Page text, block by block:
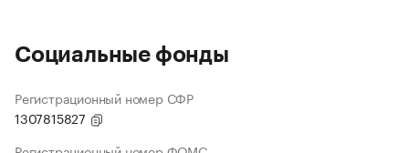
Социальные фонды
Регистрационный номер СФР
1307815827